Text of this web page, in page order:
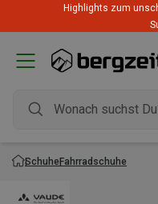
Highlights zum
SchuheFahrradschuhe